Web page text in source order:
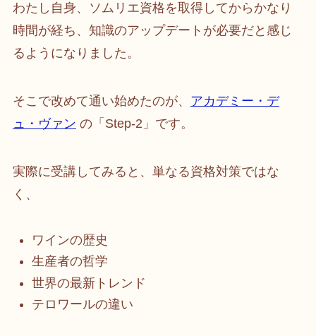
わたし自身、ソムリエ資格を取得してからかなり
時間が経ち、知識のアップデートが必要だと感じ
るようになりました。
そこで改めて通い始めたのが、 アカデミー・デ
ュ・ヴァン の「Step-2」です。
実際に受講してみると、単なる資格対策ではな
く、
ワインの歴史
生産者の哲学
世界の最新トレンド
テロワールの違い